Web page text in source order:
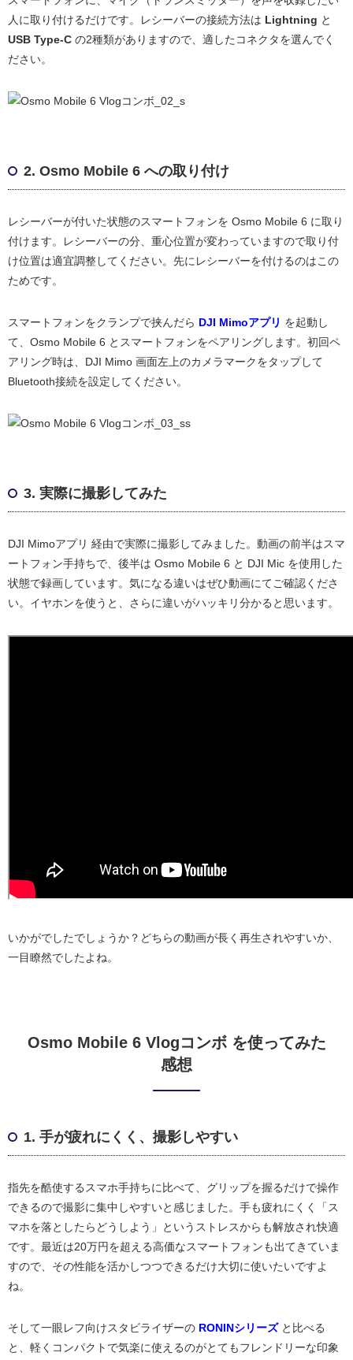
人に取り付けるだけです。レシーバーの接続方法は Lightning と
USB Type-C の2種類がありますので、適したコネクタを選んでく
ださい。
2. Osmo Mobile 6 への取り付け
レシーバーが付いた状態のスマートフォンを Osmo Mobile 6 に取り
付けます。レシーバーの分、重心位置が変わっていますので取り付
け位置は適宜調整してください。先にレシーバーを付けるのはこの
ためです。
スマートフォンをクランプで挟んだら DJI Mimoアプリ を起動し
て、Osmo Mobile 6 とスマートフォンをペアリングします。初回ペ
アリング時は、DJI Mimo 画面左上のカメラマークをタップして
Bluetooth接続を設定してください。
3. 実際に撮影してみた
DJI Mimoアプリ 経由で実際に撮影してみました。動画の前半はスマ
ートフォン手持ちで、後半は Osmo Mobile 6 と DJI Mic を使用した
状態で録画しています。気になる違いはぜひ動画にてご確認くださ
い。イヤホンを使うと、さらに違いがハッキリ分かると思います。
いかがでしたでしょうか？どちらの動画が長く再生されやすいか、
一目瞭然でしたよね。
Osmo Mobile 6 Vlogコンボ を使ってみた
感想
1. 手が疲れにくく、撮影しやすい
指先を酷使するスマホ手持ちに比べて、グリップを握るだけで操作
できるので撮影に集中しやすいと感じました。手も疲れにくく「ス
マホを落としたらどうしよう」というストレスからも解放され快適
です。最近は20万円を超える高価なスマートフォンも出てきていま
すので、その性能を活かしつつできるだけ大切に使いたいですよ
ね。
そして一眼レフ向けスタビライザーの RONINシリーズと比べる
と、軽くコンパクトで気楽に使えるのがとてもフレンドリーな印象